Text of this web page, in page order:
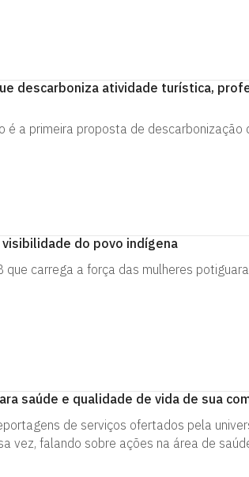
descarboniza atividade turística,
é a primeira proposta de
do povo indígena
que carrega a força das mulheres
saúde e qualidade de vida de sua
de serviços ofertados pela
vez, falando sobre ações na área de